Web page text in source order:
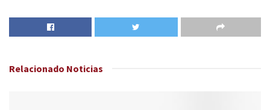
Relacionado Noticias